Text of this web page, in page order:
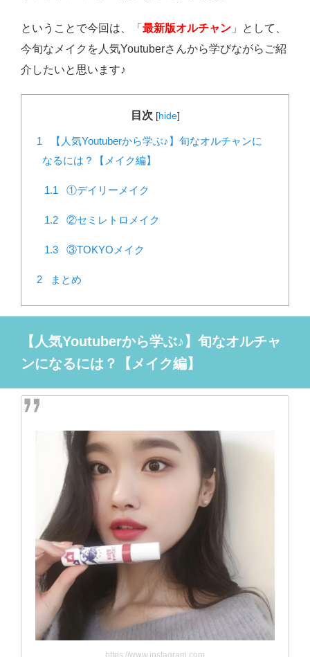
ということで今回は、「 最新版オルチャン 」として、
今旬なメイクを人気Youtuberさんから学びながらご紹
介したいと思います♪
目次 [hide]
1
【人気Youtuberから学ぶ♪】旬なオルチャンに
なるには？【メイク編】
1.1 ①デイリーメイク
1.2 ②セミレトロメイク
1.3 ③TOKYOメイク
2 まとめ
【人気Youtuberから学ぶ♪】旬なオルチャ
ンになるには？【メイク編】
https://www.instagram.com